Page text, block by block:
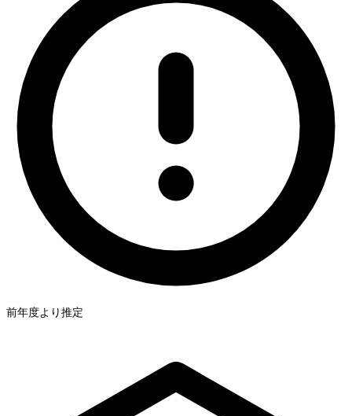
前年度より推定